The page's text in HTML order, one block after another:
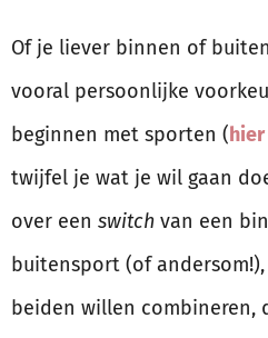
Of je liever binnen of
vooral persoonlijke
beginnen met sporten (hier
twijfel je wat je wil gaan
over een switch van een
buitensport (of
beiden willen combineren,